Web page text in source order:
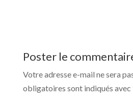
Poster le
Votre adresse e-mail ne sera
obligatoires sont indiqués avec